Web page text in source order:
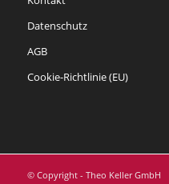
Datenschutz
AGB
Cookie-Richtlinie (EU)
© Copyright - Theo Keller GmbH